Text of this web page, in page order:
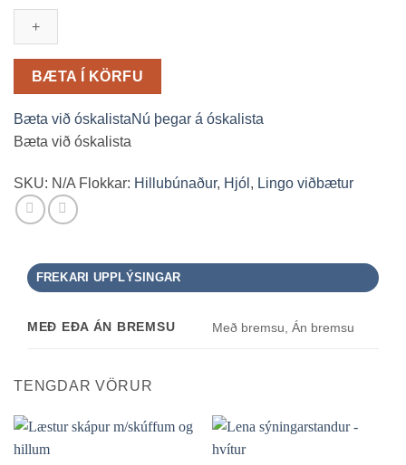
hillustæður
hjól
í
setti
quantity
BÆTA Í KÖRFU
Bæta við óskalistaNú þegar á óskalista
Bæta við óskalista
SKU: N/A Flokkar: Hillubúnaður, Hjól , Lingo viðbætur
FREKARI UPPLÝSINGAR
MEÐ EÐA ÁN BREMSU Með bremsu, Án bremsu
TENGDAR VÖRUR